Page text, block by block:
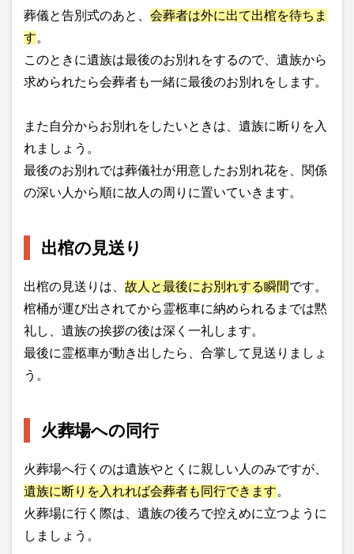
葬儀と告別式のあと、 会葬者は外に出て出棺を待ちま
す。
このときに遺族は最後のお別れをするので、遺族から
求められたら会葬者も一緒に最後のお別れをします。
また自分からお別れをしたいときは、遺族に断りを入
れましょう。
最後のお別れでは葬儀社が用意したお別れ花を、関係
の深い人から順に故人の周りに置いていきます。
出棺の見送り
出棺の見送りは、 故人と最後にお別れする瞬間です。
棺桶が運び出されてから霊柩車に納められるまでは黙
礼し、遺族の挨拶の後は深く一礼します。
最後に霊柩車が動き出したら、合掌して見送りましょ
う。
火葬場への同行
火葬場へ行くのは遺族やとくに親しい人のみですが、
遺族に断りを入れれば会葬者も同行できます。
火葬場に行く際は、遺族の後ろで控えめに立つように
しましょう。